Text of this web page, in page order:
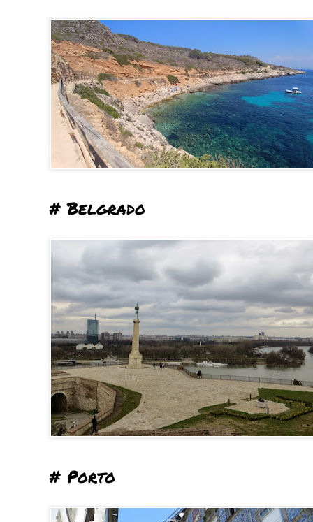
# Belgrado
# Porto